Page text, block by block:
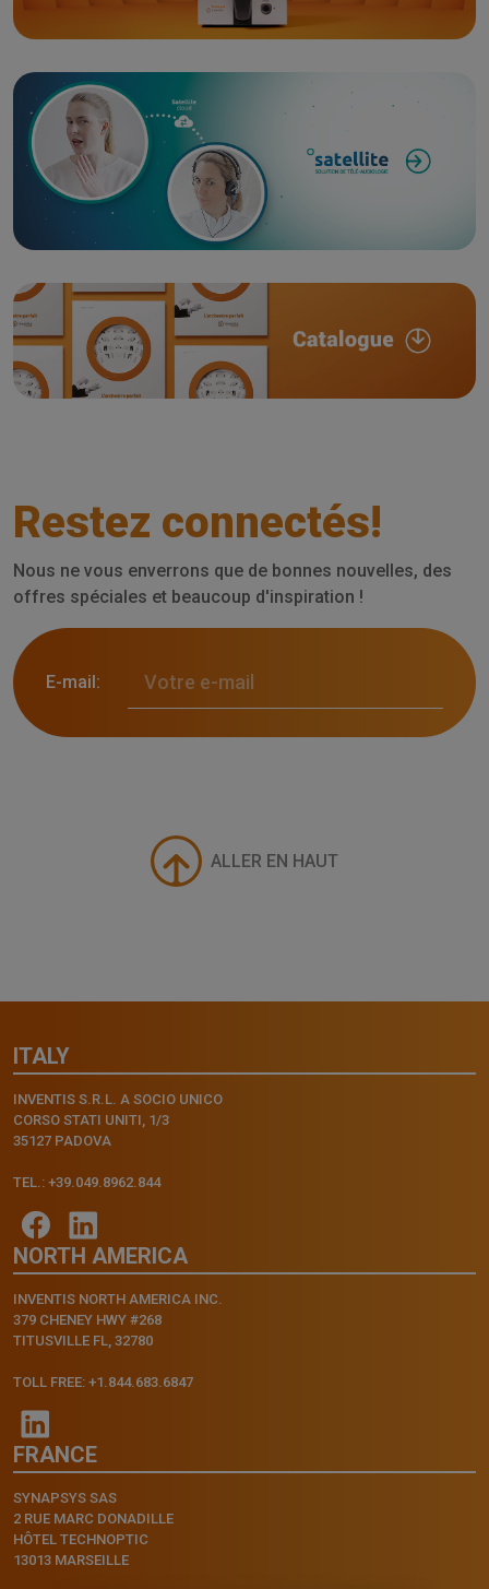
Restez connectés!
Nous ne vous enverrons que de bonnes nouvelles, des
offres spéciales et beaucoup d'inspiration !
E-mail:
ALLER EN HAUT
ITALY
INVENTIS S.R.L. A SOCIO UNICO
CORSO STATI UNITI, 1/3
35127 PADOVA
TEL.: +39.049.8962.844
NORTH AMERICA
INVENTIS NORTH AMERICA INC.
379 CHENEY HWY #268
TITUSVILLE FL, 32780
TOLL FREE: +1.844.683.6847
FRANCE
SYNAPSYS SAS
2 RUE MARC DONADILLE
HÔTEL TECHNOPTIC
13013 MARSEILLE